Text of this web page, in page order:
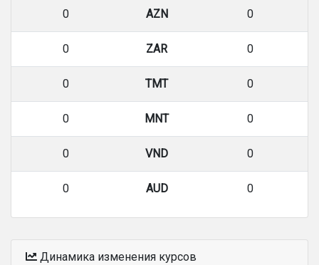
0 AZN 0
0 ZAR 0
0 TMT 0
0 MNT 0
0 VND 0
0 AUD 0
Динамика изменения курсов